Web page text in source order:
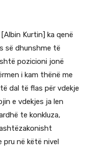
Kurtin] ka qenë
së dhunshme të
pozicioni jonë
i kam thënë me
dal të flas për vdekje
e vdekjes ja len
te konkluza,
pru në këtë nivel